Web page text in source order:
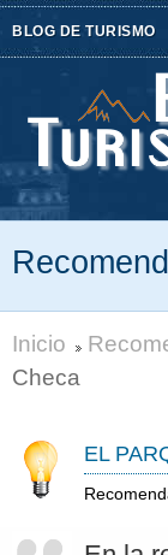
BLOG DE TURISMO
Inicio
Checa
EL